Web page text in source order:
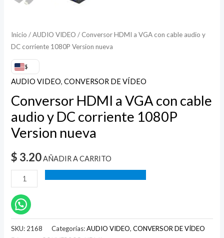
Inicio /AUDIO VIDEO / Conversor HDMI a VGA con cable audio y
DC corriente 1080P Version nueva
$
AUDIO VIDEO,CONVERSOR DE VÍDEO
Conversor HDMI a VGA con cable
audio y DC corriente 1080P
Version nueva
$ 3.20 AÑADIR A CARRITO
SKU: 2168 Categorías:AUDIO VIDEO,CONVERSOR DE VÍDEO